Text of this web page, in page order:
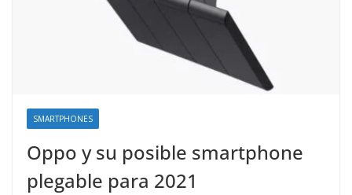
SMARTPHONES
Oppo y su posible smartphone
plegable para 2021